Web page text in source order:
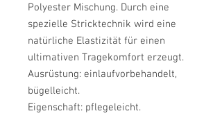
Polyester Mischung. Durch eine
spezielle Stricktechnik wird eine
natürliche Elastizität für einen
ultimativen Tragekomfort erzeugt.
Ausrüstung: einlaufvorbehandelt,
bügelleicht.
Eigenschaft: pflegeleicht.